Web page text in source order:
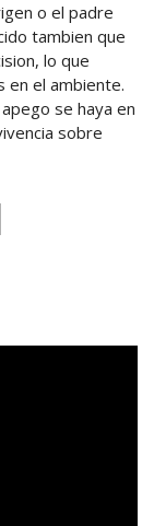
o el padre
tambien que
lo que
en el ambiente.
se haya en
sobre